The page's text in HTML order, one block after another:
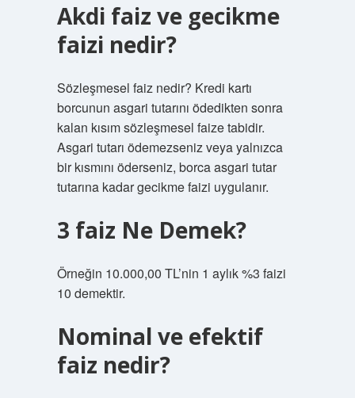
Akdi faiz ve gecikme
faizi nedir?
Sözleşmesel faiz nedir? Kredi kartı
borcunun asgari tutarını ödedikten sonra
kalan kısım sözleşmesel faize tabidir.
Asgari tutarı ödemezseniz veya yalnızca
bir kısmını öderseniz, borca ​​asgari tutar
tutarına kadar gecikme faizi uygulanır.
3 faiz Ne Demek?
Örneğin 10.000,00 TL’nin 1 aylık %3 faizi
10 demektir.
Nominal ve efektif
faiz nedir?